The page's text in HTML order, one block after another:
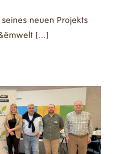
neuen Projekts
[...]